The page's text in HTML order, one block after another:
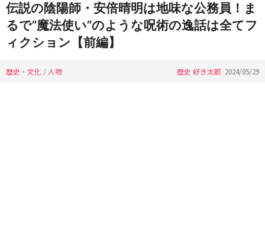
伝説の陰陽師・安倍晴明は地味な公務員！ま
るで”魔法使い”のような呪術の逸話は全てフ
ィクション【前編】
歴史・文化 / 人物 歴史 好き太郎 2024/05/29